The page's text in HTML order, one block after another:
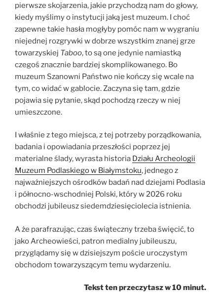
pierwsze skojarzenia, jakie przychodzą nam do głowy,
kiedy myślimy o instytucji jaką jest muzeum. I choć
zapewne takie hasła mogłyby pomóc nam w wygraniu
niejednej rozgrywki w dobrze wszystkim znanej grze
towarzyskiej Taboo, to są one jedynie namiastką
czegoś znacznie bardziej skomplikowanego. Bo
muzeum Szanowni Państwo nie kończy się wcale na
tym, co widać w gablocie. Zaczyna się tam, gdzie
pojawia się pytanie, skąd pochodzą rzeczy w niej
umieszczone.
I właśnie z tego miejsca, z tej potrzeby porządkowania,
badania i opowiadania przeszłości poprzez jej
materialne ślady, wyrasta historia Działu Archeologii
Muzeum Podlaskiego w Białymstoku, jednego z
najważniejszych ośrodków badań nad dziejami Podlasia
i północno-wschodniej Polski, który w 2026 roku
obchodzi jubileusz siedemdziesięciolecia istnienia.
A że parafrazując, czas świąteczny trzeba święcić, to
jako Archeowieści, patron medialny jubileuszu,
przyglądamy się w dzisiejszym poście uroczystym
obchodom towarzyszącym temu wydarzeniu.
Tekst ten przeczytasz w 10 minut.